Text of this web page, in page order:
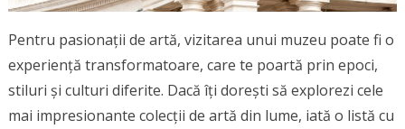
Pentru pasionații de artă, vizitarea unui muzeu poate fi o
experiență transformatoare, care te poartă prin epoci,
stiluri și culturi diferite. Dacă îți dorești să explorezi cele
mai impresionante colecții de artă din lume, iată o listă cu